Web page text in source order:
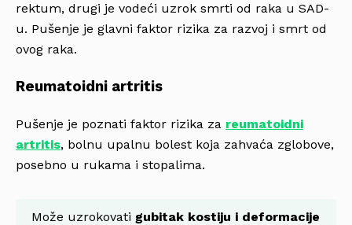
rektum, drugi je vodeći uzrok smrti od raka u SAD-
u. Pušenje je glavni faktor rizika za razvoj i smrt od
ovog raka.
Reumatoidni artritis
Pušenje je poznati faktor rizika za reumatoidni
artritis, bolnu upalnu bolest koja zahvaća zglobove,
posebno u rukama i stopalima.
Može uzrokovati gubitak kostiju i deformacije